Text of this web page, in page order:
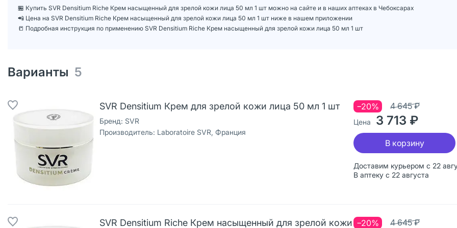
🏪 Купить SVR Densitium Riche Крем насыщенный для зрелой кожи лица 50 мл 1 шт можно на сайте и в наших аптеках в Чебоксарах
📲 Цена на SVR Densitium Riche Крем насыщенный для зрелой кожи лица 50 мл 1 шт ниже в нашем приложении
📒 Подробная инструкция по применению SVR Densitium Riche Крем насыщенный для зрелой кожи лица 50 мл 1 шт
Варианты 5
SVR Densitium Крем для зрелой кожи лица 50 мл 1 шт
Бренд: SVR
Производитель: Laboratoire SVR, Франция
Доставим курьером с 22
В аптеку с 22 августа
Цена 3 713 ₽
4 645 ₽
−20%
В корзину
SVR Densitium Riche Крем насыщенный для зрелой кожи 4 645 ₽
−20%